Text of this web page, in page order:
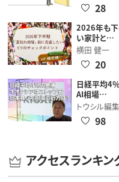
28
2026年も下
い家計と…
横田 健一
20
日経平均4
AI相場…
トウシル編
98
アクセスランキン